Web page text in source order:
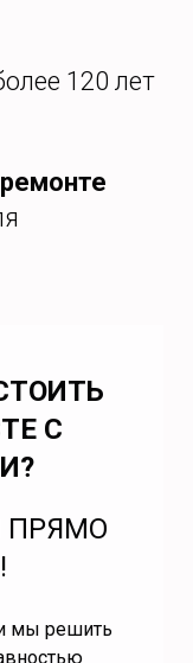
120 лет
С
ПРЯМО
мы решить